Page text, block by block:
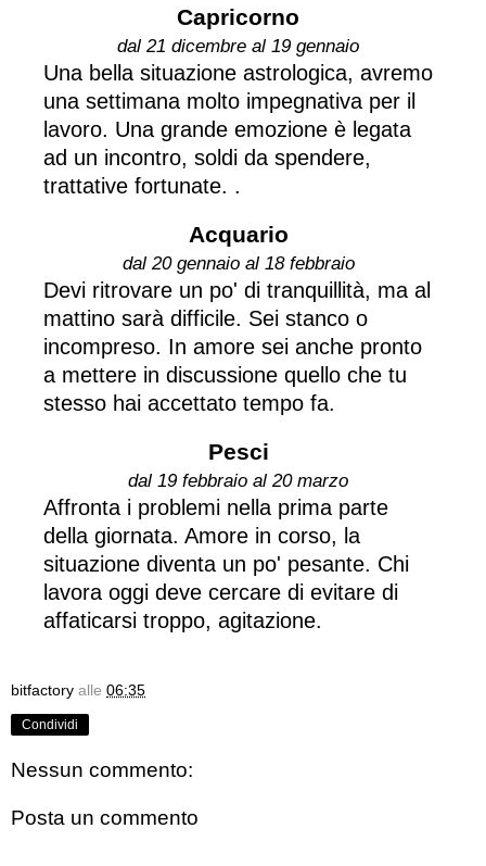
Capricorno
dal 21 dicembre al 19 gennaio
Una bella situazione astrologica, avremo
una settimana molto impegnativa per il
lavoro. Una grande emozione è legata
ad un incontro, soldi da spendere,
trattative fortunate. .
Acquario
dal 20 gennaio al 18 febbraio
Devi ritrovare un po' di tranquillità, ma al
mattino sarà difficile. Sei stanco o
incompreso. In amore sei anche pronto
a mettere in discussione quello che tu
stesso hai accettato tempo fa.
Pesci
dal 19 febbraio al 20 marzo
Affronta i problemi nella prima parte
della giornata. Amore in corso, la
situazione diventa un po' pesante. Chi
lavora oggi deve cercare di evitare di
affaticarsi troppo, agitazione.
bitfactory alle 06:35
Condividi
Nessun commento:
Posta un commento